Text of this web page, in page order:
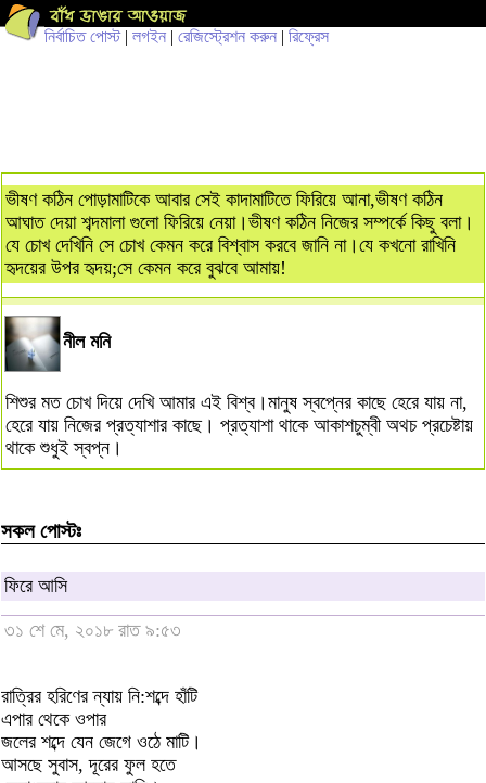
নির্বাচিত পোস্ট| লগইন | রেজিস্ট্রেশন করুন | রিফ্রেস
ভীষণ কঠিন পোড়ামাটিকে আবার সেই কাদামাটিতে ফিরিয়ে আনা,ভীষণ কঠিন
আঘাত দেয়া শব্দমালা গুলো ফিরিয়ে নেয়া।ভীষণ কঠিন নিজের সম্পর্কে কিছু বলা।
যে চোখ দেখিনি সে চোখ কেমন করে বিশ্বাস করবে জানি না।যে কখনো রাখিনি
হৃদয়ের উপর হৃদয়;সে কেমন করে বুঝবে আমায়!
নীল মনি
শিশুর মত চোখ দিয়ে দেখি আমার এই বিশ্ব।মানুষ স্বপ্নের কাছে হেরে যায় না,
হেরে যায় নিজের প্রত্যাশার কাছে। প্রত্যাশা থাকে আকাশচুম্বী অথচ প্রচেষ্টায়
থাকে শুধুই স্বপ্ন।
সকল পোস্টঃ
ফিরে আসি
৩১ শে মে, ২০১৮ রাত ৯:৫৩
রাত্রির হরিণের ন্যায় নি:শব্দে হাঁটি
এপার থেকে ওপার
জলের শব্দে যেন জেগে ওঠে মাটি।
আসছে সুবাস, দূরের ফুল হতে